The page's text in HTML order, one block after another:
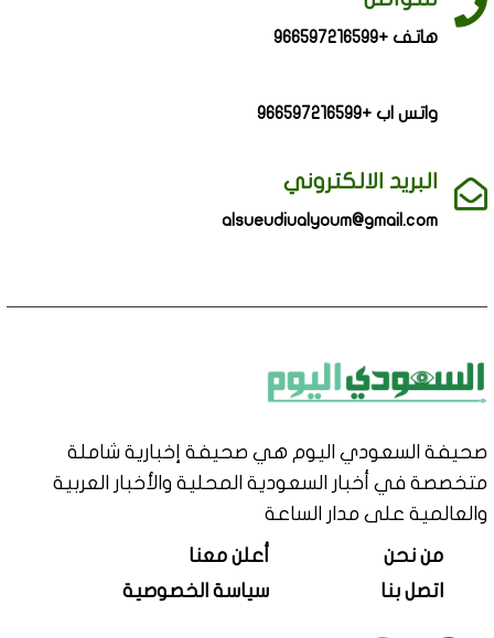
هاتف +966597216599
واتس اب +966597216599
البريد الالكتروني
alsueudiualyoum@gmail.com
صحيفة السعودي اليوم هي صحيفة إخبارية شاملة
متخصصة في أخبار السعودية المحلية والأخبار العربية
والعالمية على مدار الساعة
من نحن
أعلن معنا
اتصل بنا
سياسة الخصوصية